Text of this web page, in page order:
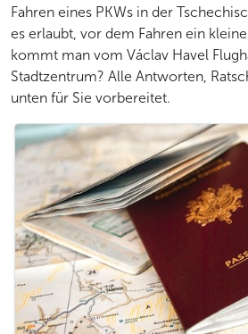
Fahren eines PKWs in der
es erlaubt, vor dem Fahren ein
kommt man vom Václav Havel
Stadtzentrum? Alle Antworten,
unten für Sie vorbereitet.